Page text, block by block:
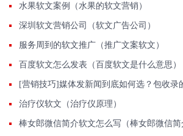
水果软文案例（水果的软文营销）
深圳软文营销公司（软文广告公司）
服务周到的软文推广（推广文案软文）
百度软文怎么发表（百度软文是什么意思）
治疗仪软文（治疗仪原理）